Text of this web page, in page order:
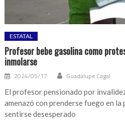
ESTATAL
Profesor bebe gasolina como
inmolarse
2024/05/17 Guadalupe Cagal
El profesor pensionado por
amenazó con prenderse fuego en la
sentirse desesperado